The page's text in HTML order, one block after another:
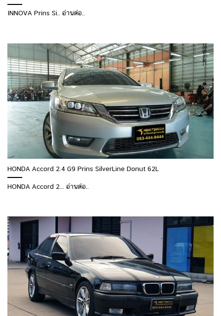
INNOVA Prins Si.. อ่านต่อ..
HONDA Accord 2.4 G9 Prins SilverLine Donut 62L
HONDA Accord 2... อ่านต่อ..